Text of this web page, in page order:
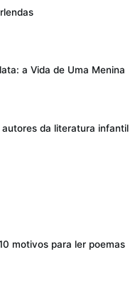
a Vida de Uma Menina
da literatura infantil
motivos para ler poemas